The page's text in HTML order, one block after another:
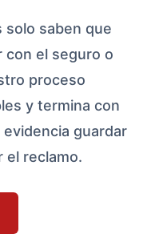
solo saben que
con el seguro o
proceso
y termina con
guardar
el reclamo.